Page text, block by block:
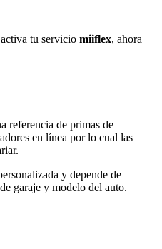
tu servicio miiflex, ahora
referencia de primas de
en línea por lo cual las
y depende de
garaje y modelo del auto.